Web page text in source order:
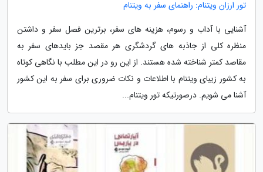
تور ارزان ویتنام: راهنمای سفر به ویتنام
آشنایی با آداب و رسوم، هزینه های سفر، برترین فصل سفر و داشتن
منظره کلی از جاذبه های گردشگری هر مقصد جز بایدهای سفر به
مقاصد کمتر شناخته شده هستند. از این رو در این مطلب با نگاهی کوتاه
به کشور زیبای ویتنام با اطلاعات و نکات ضروری برای سفر به این کشور
آشنا می شویم. درصورتیکه تور ویتنام...